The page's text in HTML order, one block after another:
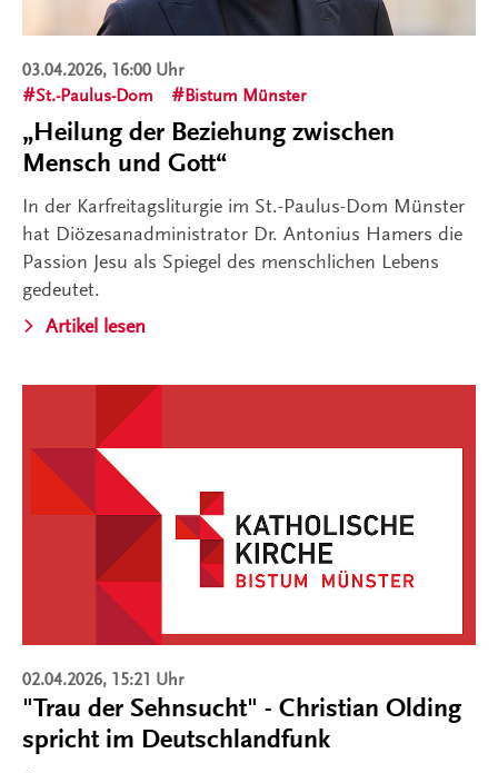
03.04.2026, 16:00 Uhr
St.-Paulus-Dom
Bistum Münster
„Heilung der Beziehung zwischen
Mensch und Gott“
In der Karfreitagsliturgie im St.-Paulus-Dom Münster
hat Diözesanadministrator Dr. Antonius Hamers die
Passion Jesu als Spiegel des menschlichen Lebens
gedeutet.
Artikel lesen
02.04.2026, 15:21 Uhr
"Trau der Sehnsucht" - Christian Olding
spricht im Deutschlandfunk